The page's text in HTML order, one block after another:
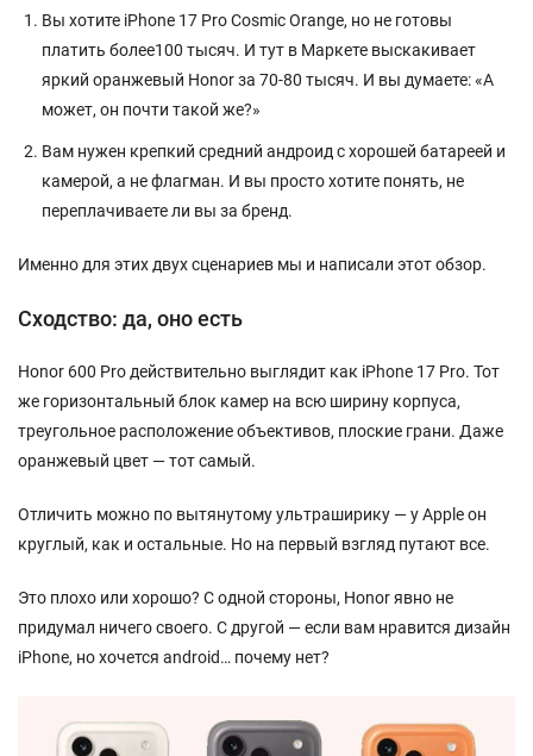
Вы хотите iPhone 17 Pro Cosmic Orange, но не готовы
платить более100 тысяч. И тут в Маркете выскакивает
яркий оранжевый Honor за 70-80 тысяч. И вы думаете: «А
может, он почти такой же?»
Вам нужен крепкий средний андроид с хорошей батареей и
камерой, а не флагман. И вы просто хотите понять, не
переплачиваете ли вы за бренд.
Именно для этих двух сценариев мы и написали этот обзор.
Сходство: да, оно есть
Honor 600 Pro действительно выглядит как iPhone 17 Pro. Тот
же горизонтальный блок камер на всю ширину корпуса,
треугольное расположение объективов, плоские грани. Даже
оранжевый цвет — тот самый.
Отличить можно по вытянутому ультраширику — у Apple он
круглый, как и остальные. Но на первый взгляд путают все.
Это плохо или хорошо? С одной стороны, Honor явно не
придумал ничего своего. С другой — если вам нравится дизайн
iPhone, но хочется android… почему нет?